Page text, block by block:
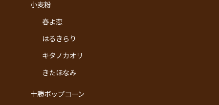
小麦粉
春よ恋
はるきらり
キタノカオリ
きたほなみ
十勝ポップコーン